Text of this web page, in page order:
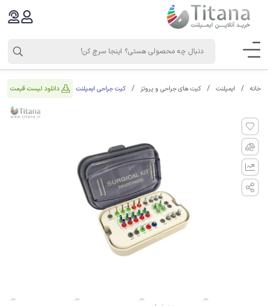
خانه ایمپلنت کیت های جراحی و پروتز کیت جراحی ایمپلنت دانلود لیست قیمت